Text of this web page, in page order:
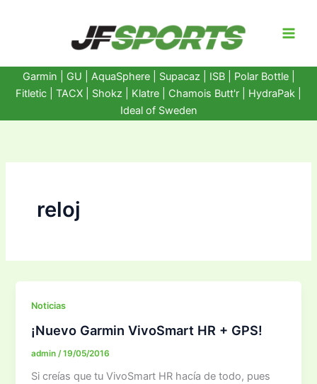
Garmin GU AquaSphere| Supacaz | ISB | Polar Bottle|
Fitletic
TACX Shokz Klatre Chamois Butt'r HydraPak
Ideal of Sweden
reloj
Noticias
¡Nuevo Garmin VivoSmart HR + GPS!
admin /19/05/2016
Si creías que tu VivoSmart HR hacía de todo, pues